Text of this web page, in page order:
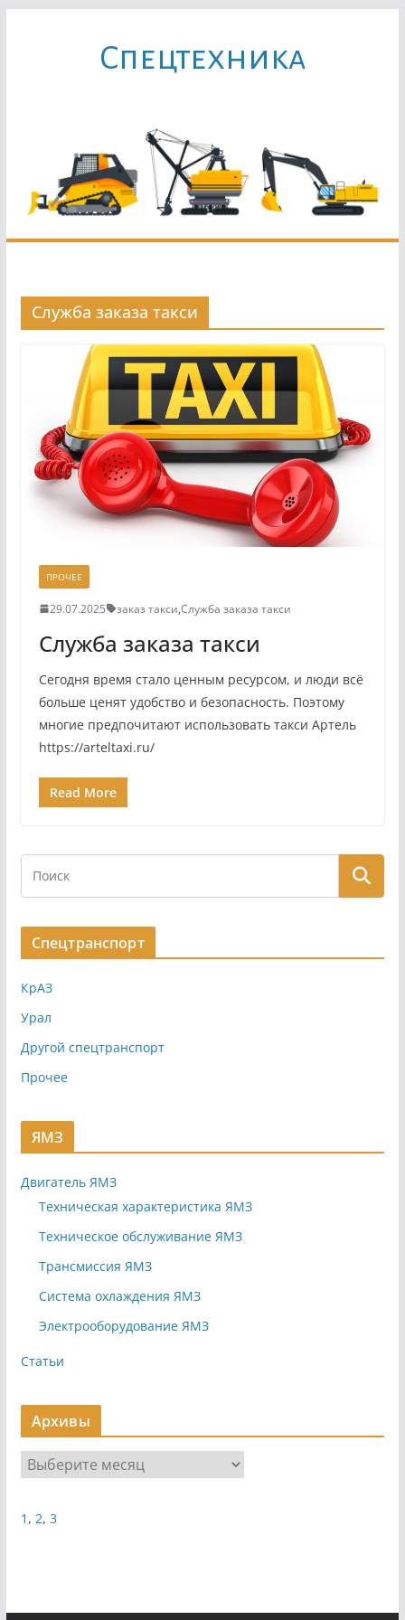
содержимомуCпецтехника
Служба заказа такси
ПРОЧЕЕ
29.07.2025 заказ такси,Служба заказа такси
Служба заказа такси
Сегодня время стало ценным ресурсом, и люди всё
больше ценят удобство и безопасность. Поэтому
многие предпочитают использовать такси Артель
https://arteltaxi.ru/
Read More
Спецтранспорт
КрАЗ
Урал
Другой спецтранспорт
Прочее
ЯМЗ
Двигатель ЯМЗ
Техническая характеристика ЯМЗ
Техническое обслуживание ЯМЗ
Трансмиссия ЯМЗ
Система охлаждения ЯМЗ
Электрооборудование ЯМЗ
Статьи
Архивы
р
и
1 , 2, 3